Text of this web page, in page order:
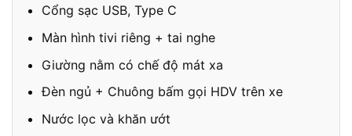
Cổng sạc USB, Type C
Màn hình tivi riêng + tai nghe
Giường nằm có chế độ mát xa
Đèn ngủ + Chuông bấm gọi HDV trên xe
Nước lọc và khăn ướt